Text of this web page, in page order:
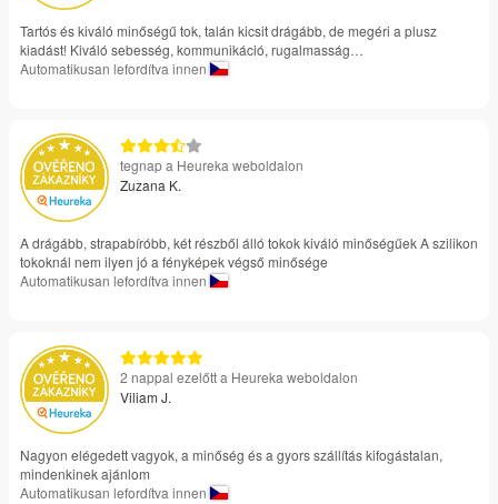
Tartós és kiváló minőségű tok, talán kicsit drágább, de megéri a plusz
kiadást! Kiváló sebesség, kommunikáció, rugalmasság…
Automatikusan lefordítva innen
tegnap a Heureka weboldalon
Zuzana K.
A drágább, strapabíróbb, két részből álló tokok kiváló minőségűek A szilikon
tokoknál nem ilyen jó a fényképek végső minősége
Automatikusan lefordítva innen
2 nappal ezelőtt a Heureka weboldalon
Viliam J.
Nagyon elégedett vagyok, a minőség és a gyors szállítás kifogástalan,
mindenkinek ajánlom
Automatikusan lefordítva innen